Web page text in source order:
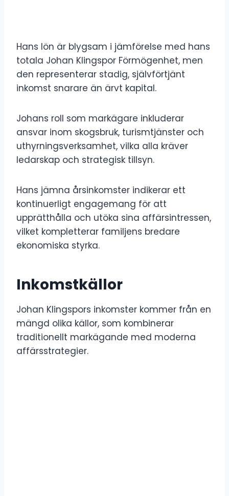
Hans lön är blygsam i jämförelse med hans
totala Johan Klingspor Förmögenhet, men
den representerar stadig, självförtjänt
inkomst snarare än ärvt kapital.
Johans roll som markägare inkluderar
ansvar inom skogsbruk, turismtjänster och
uthyrningsverksamhet, vilka alla kräver
ledarskap och strategisk tillsyn.
Hans jämna årsinkomster indikerar ett
kontinuerligt engagemang för att
upprätthålla och utöka sina affärsintressen,
vilket kompletterar familjens bredare
ekonomiska styrka.
Inkomstkällor
Johan Klingspors inkomster kommer från en
mängd olika källor, som kombinerar
traditionellt markägande med moderna
affärsstrategier.